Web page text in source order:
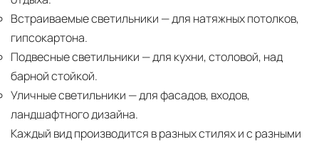
Встраиваемые светильники — для натяжных потолков,
гипсокартона.
Подвесные светильники — для кухни, столовой, над
барной стойкой.
Уличные светильники — для фасадов, входов,
ландшафтного дизайна.
Каждый вид производится в разных стилях и с разными